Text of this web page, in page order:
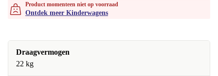
Product momenteen niet op voorraad
Ontdek meer Kinderwagens
Draagvermogen
22 kg